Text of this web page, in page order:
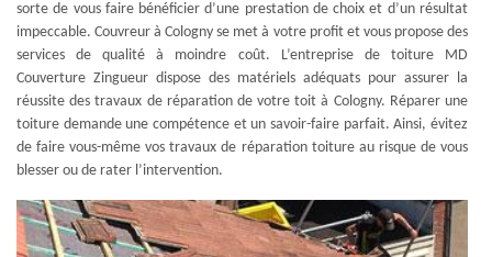
sorte de vous faire bénéficier d’une prestation de choix et d’un résultat
impeccable. Couvreur à Cologny se met à votre profit et vous propose des
services de qualité à moindre coût. L’entreprise de toiture MD
Couverture Zingueur dispose des matériels adéquats pour assurer la
réussite des travaux de réparation de votre toit à Cologny. Réparer une
toiture demande une compétence et un savoir-faire parfait. Ainsi, évitez
de faire vous-même vos travaux de réparation toiture au risque de vous
blesser ou de rater l’intervention.